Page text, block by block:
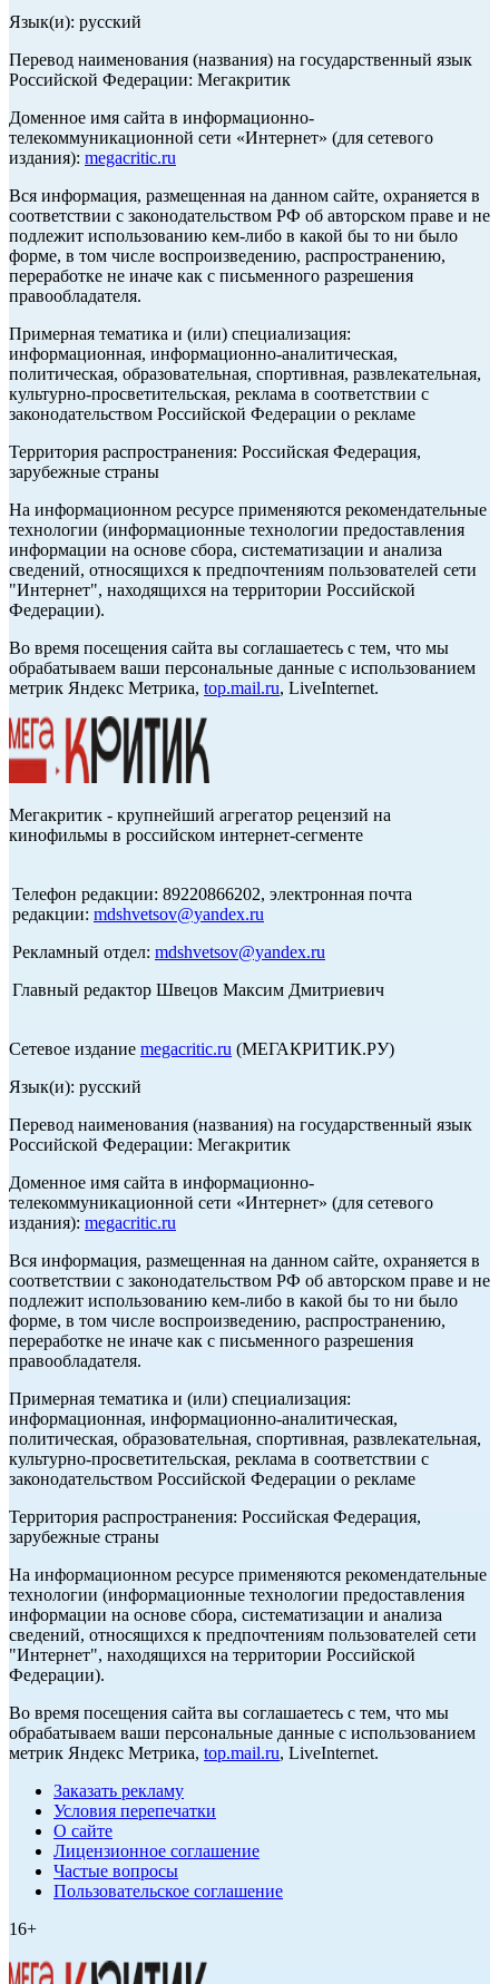
Язык(и): русский
Перевод наименования (названия) на государственный язык
Российской Федерации: Мегакритик
Доменное имя сайта в информационно-
телекоммуникационной сети «Интернет» (для сетевого
издания): megacritic.ru
Вся информация, размещенная на данном сайте, охраняется в
соответствии с законодательством РФ об авторском праве и не
подлежит использованию кем-либо в какой бы то ни было
форме, в том числе воспроизведению, распространению,
переработке не иначе как с письменного разрешения
правообладателя.
Примерная тематика и (или) специализация:
информационная, информационно-аналитическая,
политическая, образовательная, спортивная, развлекательная,
культурно-просветительская, реклама в соответствии с
законодательством Российской Федерации о рекламе
Территория распространения: Российская Федерация,
зарубежные страны
На информационном ресурсе применяются рекомендательные
технологии (информационные технологии предоставления
информации на основе сбора, систематизации и анализа
сведений, относящихся к предпочтениям пользователей сети
"Интернет", находящихся на территории Российской
Федерации).
Во время посещения сайта вы соглашаетесь с тем, что мы
обрабатываем ваши персональные данные с использованием
метрик Яндекс Метрика, top.mail.ru, LiveInternet.
Мегакритик - крупнейший агрегатор рецензий на
кинофильмы в российском интернет-сегменте
Телефон редакции: 89220866202, электронная почта
редакции: mdshvetsov@yandex.ru
Рекламный отдел: mdshvetsov@yandex.ru
Главный редактор Швецов Максим Дмитриевич
Сетевое издание megacritic.ru (МЕГАКРИТИК.РУ)
Язык(и): русский
Перевод наименования (названия) на государственный язык
Российской Федерации: Мегакритик
Доменное имя сайта в информационно-
телекоммуникационной сети «Интернет» (для сетевого
издания): megacritic.ru
Вся информация, размещенная на данном сайте, охраняется в
соответствии с законодательством РФ об авторском праве и не
подлежит использованию кем-либо в какой бы то ни было
форме, в том числе воспроизведению, распространению,
переработке не иначе как с письменного разрешения
правообладателя.
Примерная тематика и (или) специализация:
информационная, информационно-аналитическая,
политическая, образовательная, спортивная, развлекательная,
культурно-просветительская, реклама в соответствии с
законодательством Российской Федерации о рекламе
Территория распространения: Российская Федерация,
зарубежные страны
На информационном ресурсе применяются рекомендательные
технологии (информационные технологии предоставления
информации на основе сбора, систематизации и анализа
сведений, относящихся к предпочтениям пользователей сети
"Интернет", находящихся на территории Российской
Федерации).
Во время посещения сайта вы соглашаетесь с тем, что мы
обрабатываем ваши персональные данные с использованием
метрик Яндекс Метрика, top.mail.ru, LiveInternet.
Заказать рекламу
Условия перепечатки
О сайте
Лицензионное соглашение
Частые вопросы
Пользовательское соглашение
16+